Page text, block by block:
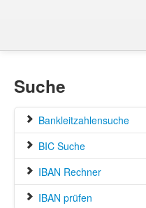
Suche
Bankleitzahlensuche
BIC Suche
IBAN Rechner
IBAN prüfen